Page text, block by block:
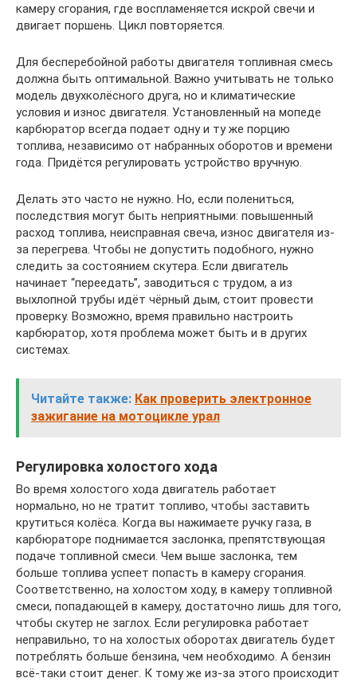
камеру сгорания, где воспламеняется искрой свечи и
двигает поршень. Цикл повторяется.
Для бесперебойной работы двигателя топливная смесь
должна быть оптимальной. Важно учитывать не только
модель двухколёсного друга, но и климатические
условия и износ двигателя. Установленный на мопеде
карбюратор всегда подает одну и ту же порцию
топлива, независимо от набранных оборотов и времени
года. Придётся регулировать устройство вручную.
Делать это часто не нужно. Но, если полениться,
последствия могут быть неприятными: повышенный
расход топлива, неисправная свеча, износ двигателя из-
за перегрева. Чтобы не допустить подобного, нужно
следить за состоянием скутера. Если двигатель
начинает “переедать”, заводиться с трудом, а из
выхлопной трубы идёт чёрный дым, стоит провести
проверку. Возможно, время правильно настроить
карбюратор, хотя проблема может быть и в других
системах.
Читайте также: Как проверить электронное
зажигание на мотоцикле урал
Регулировка холостого хода
Во время холостого хода двигатель работает
нормально, но не тратит топливо, чтобы заставить
крутиться колёса. Когда вы нажимаете ручку газа, в
карбюраторе поднимается заслонка, препятствующая
подаче топливной смеси. Чем выше заслонка, тем
больше топлива успеет попасть в камеру сгорания.
Соответственно, на холостом ходу, в камеру топливной
смеси, попадающей в камеру, достаточно лишь для того,
чтобы скутер не заглох. Если регулировка работает
неправильно, то на холостых оборотах двигатель будет
потреблять больше бензина, чем необходимо. А бензин
всё-таки стоит денег. К тому же из-за этого происходит